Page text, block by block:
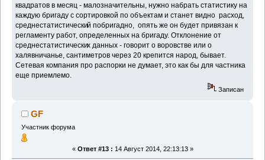
квадратов в месяц - малозначительны, нужно набрать статистику на
каждую бригаду с сортировкой по объектам и станет видно расход,
среднестатистический побригадно, опять же он будет привязан к
регламенту работ, определенных на бригаду. Отклонение от
среднестатистических данных - говорит о воровстве или о
халявничанье, сантиметров через 20 крепится народ, бывает.
Сетевая компания про распорки не думает, это как бы для частника
еще приемлемо.
Записан
GF
Участник форума
« Ответ #13 : 14 Август 2014, 22:13:13 »